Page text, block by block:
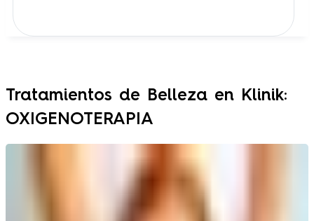
Tratamientos de Belleza en Klinik:
OXIGENOTERAPIA